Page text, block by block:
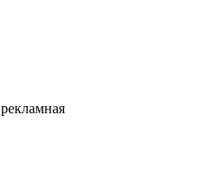
рекламная